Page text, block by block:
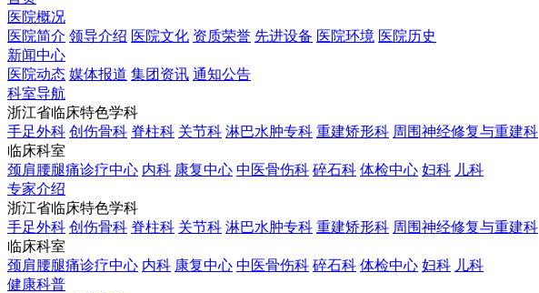
医院概况
医院简介 领导介绍 医院文化 资质荣誉 先进设备 医院环境 医院历史
新闻中心
医院动态 媒体报道 集团资讯 通知公告
科室导航
浙江省临床特色学科
手足外科 创伤骨科 脊柱科 关节科 淋巴水肿专科 重建矫形科 周围神经修复与重建科
临床科室
颈肩腰腿痛诊疗中心 内科 康复中心 中医骨伤科 碎石科 体检中心 妇科 儿科
专家介绍
浙江省临床特色学科
手足外科 创伤骨科 脊柱科 关节科 淋巴水肿专科 重建矫形科 周围神经修复与重建科
临床科室
颈肩腰腿痛诊疗中心 内科 康复中心 中医骨伤科 碎石科 体检中心 妇科 儿科
健康科普